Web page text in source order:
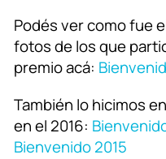
Podés ver como fue
fotos de los que
premio acá:
También lo hicimos
en el 2016:
Bienvenido 2015